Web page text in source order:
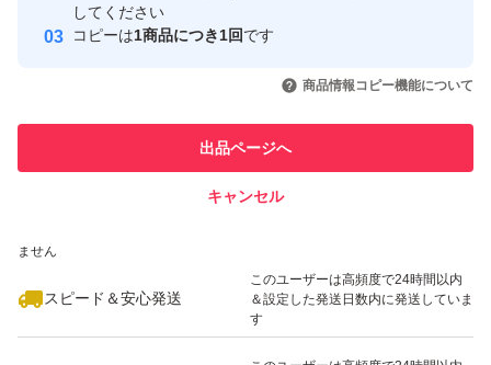
食塩相当量：2.3g
※開封後は冷蔵庫に保存し、なるべく早くお召し上がりく
※直射日光､高温多湿を避けて保存してください。
出来る限り早めの発送を心がけますが、７日以内に発送出
来ない場合は取引メッセージで連絡します。又、従業員不
足のため発送業務は基本的に月・水・金曜日のみ実施して
取引実績
引を完了させた実績があります
での取引実績があります
ません
スピード＆安心発送
このユーザーは高頻度で24時間以内
＆設定した発送日数内に発送していま
す
してください
コピーは1商品につき1回です
商品情報コピー機能について
出品ページへ
キャンセル